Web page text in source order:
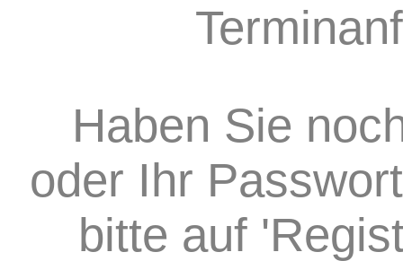
Haben Sie
oder Ihr
bitte auf